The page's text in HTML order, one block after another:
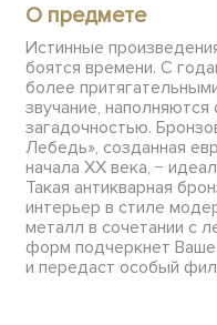
О предмете
Истинные
боятся времени. С
более
звучание,
загадочностью.
Лебедь», созданная
начала XX века, −
Такая антикварная
интерьер в стиле
металл в сочетании с
форм подчеркнет Ваше
и передаст особый